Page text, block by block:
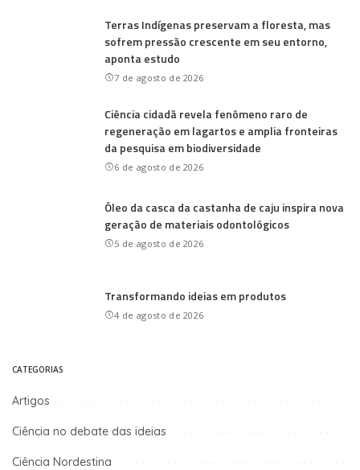
Terras Indígenas preservam a floresta, mas
sofrem pressão crescente em seu entorno,
aponta estudo
7 de agosto de 2026
Ciência cidadã revela fenômeno raro de
regeneração em lagartos e amplia fronteiras
da pesquisa em biodiversidade
6 de agosto de 2026
Óleo da casca da castanha de caju inspira nova
geração de materiais odontológicos
5 de agosto de 2026
Transformando ideias em produtos
4 de agosto de 2026
CATEGORIAS
Artigos
Ciência no debate das ideias
Ciência Nordestina